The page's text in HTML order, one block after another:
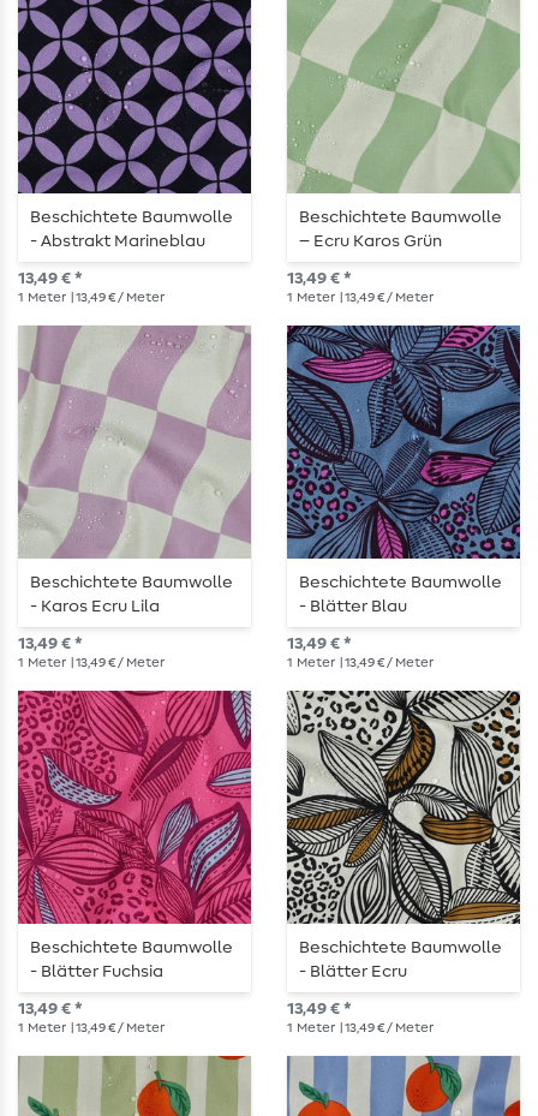
Beschichtete Baumwolle
- Abstrakt Marineblau
13,49 € *
1 Meter | 13,49 € / Meter
Beschichtete Baumwolle
– Ecru Karos Grün
13,49 € *
1 Meter | 13,49 € / Meter
Beschichtete Baumwolle
- Karos Ecru Lila
13,49 € *
1 Meter | 13,49 € / Meter
Beschichtete Baumwolle
- Blätter Blau
13,49 € *
1 Meter | 13,49 € / Meter
Beschichtete Baumwolle
- Blätter Fuchsia
13,49 € *
1 Meter | 13,49 € / Meter
Beschichtete Baumwolle
- Blätter Ecru
13,49 € *
1 Meter | 13,49 € / Meter